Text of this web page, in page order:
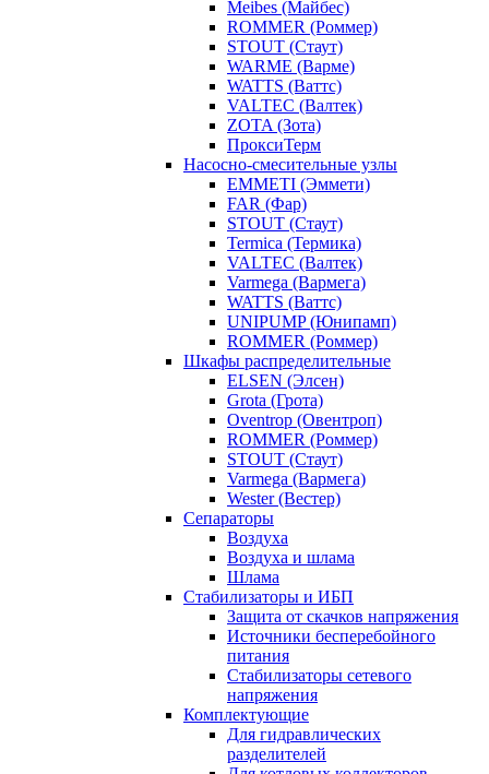
Meibes (Майбес)
ROMMER (Роммер)
STOUT (Стаут)
WARME (Варме)
WATTS (Ваттс)
VALTEC (Валтек)
ZOTA (Зота)
ПроксиТерм
Насосно-смесительные узлы
EMMETI (Эммети)
FAR (Фар)
STOUT (Стаут)
Termica (Термика)
VALTEC (Валтек)
Varmega (Вармега)
WATTS (Ваттс)
UNIPUMP (Юнипамп)
ROMMER (Роммер)
Шкафы распределительные
ELSEN (Элсен)
Grota (Грота)
Oventrop (Овентроп)
ROMMER (Роммер)
STOUT (Стаут)
Varmega (Вармега)
Wester (Вестер)
Сепараторы
Воздуха
Воздуха и шлама
Шлама
Стабилизаторы и ИБП
Защита от скачков напряжения
Источники бесперебойного
питания
Стабилизаторы сетевого
напряжения
Комплектующие
Для гидравлических
разделителей